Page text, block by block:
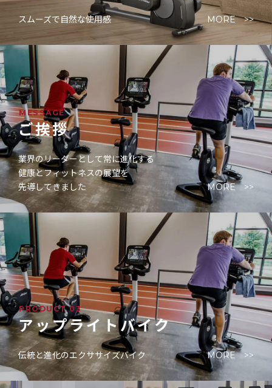
スムーズで自然な使用感 MORE >>
MESSAGE
ご挨拶
業界のリーダーとして常に進化する
健康とフィットネスの展望を
先導してきました
MORE >>
PRODUCT 03
アップライトバイク
伝統と進化のエクササイズバイク MORE >>